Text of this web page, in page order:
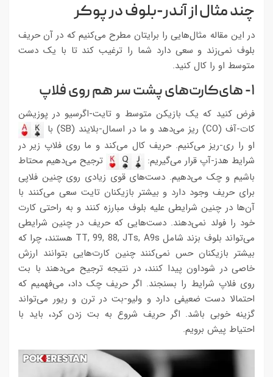
چند مثال از آندر-بلوف در پوکر
در این مقاله مثال‌هایی را برایتان مطرح می‌کنیم که در آن حریف
بلوف نمی‌زند و سعی دارد شما را ترغیب کند تا با یک دست
متوسط او را کال کنید.
۱- های‌کارت‌های پشت سر هم روی فلاپ
فرض کنید که یک بازیکن متوسط و تایت-اگرسیو در پوزیشن
کات-آف (CO) ریز می‌دهد و ما در اسمال-بلایند (SB) با
او را ری-ریز می‌کنیم. حریف کال می‌کند و ما روی فلاپ زیر در
شرایط هدز-آپ قرار می‌گیریم:
ترجیح می‌دهیم محتاط
باشیم و چک می‌دهیم. دست‌های قوی زیادی روی چنین فلاپی
برای حریف وجود دارد و بیشتر بازیکنان تایت سعی می‌کنند با
آن‌ها در چنین شرایطی علیه بلوف مبارزه کنند و به راحتی کارت
خود را فولد نمی‌دهند. دست‌هایی که حریف در چنین شرایطی
می‌تواند بلوف بزند شامل TT, 99, 88, JTs, A9s هستند، چرا که
بیشتر بازیکنان حس نمی‌کنند چنین کارت‌هایی بتوانند ارزش
خاصی در شوداون پیدا کنند، در نتیجه ترجیح می‌دهند با بت
روی فلاپ شرایط را بسنجند. اگر حریف چک داد، می‌فهمیم که
احتمالا دست ضعیفی دارد و ولیو-بت در ترن و ریور می‌تواند
گزینه خوبی باشد. اگر حریف شروع به بت زدن کرد، باید با
احتیاط پیش برویم.